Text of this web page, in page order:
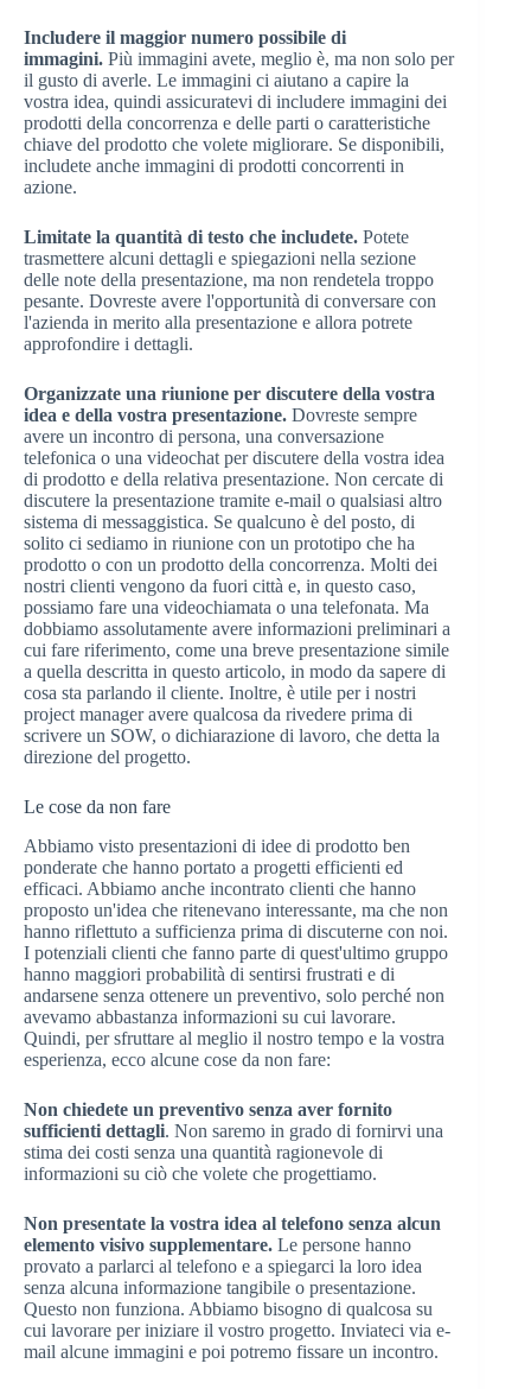
Includere il maggior numero possibile di
immagini. Più immagini avete, meglio è, ma non solo per
il gusto di averle. Le immagini ci aiutano a capire la
vostra idea, quindi assicuratevi di includere immagini dei
prodotti della concorrenza e delle parti o caratteristiche
chiave del prodotto che volete migliorare. Se disponibili,
includete anche immagini di prodotti concorrenti in
azione.
Limitate la quantità di testo che includete. Potete
trasmettere alcuni dettagli e spiegazioni nella sezione
delle note della presentazione, ma non rendetela troppo
pesante. Dovreste avere l'opportunità di conversare con
l'azienda in merito alla presentazione e allora potrete
approfondire i dettagli.
Organizzate una riunione per discutere della vostra
idea e della vostra presentazione. Dovreste sempre
avere un incontro di persona, una conversazione
telefonica o una videochat per discutere della vostra idea
di prodotto e della relativa presentazione. Non cercate di
discutere la presentazione tramite e-mail o qualsiasi altro
sistema di messaggistica. Se qualcuno è del posto, di
solito ci sediamo in riunione con un prototipo che ha
prodotto o con un prodotto della concorrenza. Molti dei
nostri clienti vengono da fuori città e, in questo caso,
possiamo fare una videochiamata o una telefonata. Ma
dobbiamo assolutamente avere informazioni preliminari a
cui fare riferimento, come una breve presentazione simile
a quella descritta in questo articolo, in modo da sapere di
cosa sta parlando il cliente. Inoltre, è utile per i nostri
project manager avere qualcosa da rivedere prima di
scrivere un SOW, o dichiarazione di lavoro, che detta la
direzione del progetto.
Le cose da non fare
Abbiamo visto presentazioni di idee di prodotto ben
ponderate che hanno portato a progetti efficienti ed
efficaci. Abbiamo anche incontrato clienti che hanno
proposto un'idea che ritenevano interessante, ma che non
hanno riflettuto a sufficienza prima di discuterne con noi.
I potenziali clienti che fanno parte di quest'ultimo gruppo
hanno maggiori probabilità di sentirsi frustrati e di
andarsene senza ottenere un preventivo, solo perché non
avevamo abbastanza informazioni su cui lavorare.
Quindi, per sfruttare al meglio il nostro tempo e la vostra
esperienza, ecco alcune cose da non fare:
Non chiedete un preventivo senza aver fornito
sufficienti dettagli. Non saremo in grado di fornirvi una
stima dei costi senza una quantità ragionevole di
informazioni su ciò che volete che progettiamo.
Non presentate la vostra idea al telefono senza alcun
elemento visivo supplementare. Le persone hanno
provato a parlarci al telefono e a spiegarci la loro idea
senza alcuna informazione tangibile o presentazione.
Questo non funziona. Abbiamo bisogno di qualcosa su
cui lavorare per iniziare il vostro progetto. Inviateci via e-
mail alcune immagini e poi potremo fissare un incontro.